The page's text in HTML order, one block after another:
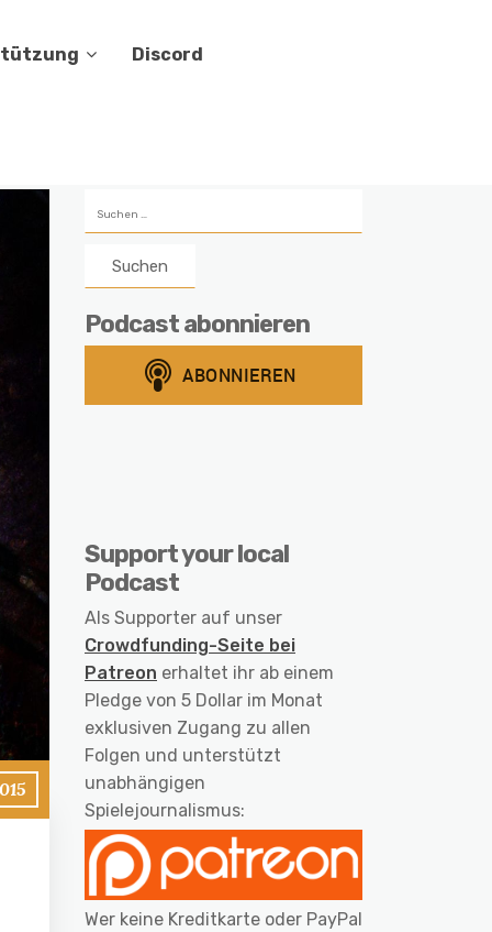
Discord
nach:
Podcast abonnieren
Support your local
Podcast
Als Supporter auf unser
Crowdfunding-Seite bei
Patreon erhaltet ihr ab einem
Pledge von 5 Dollar im Monat
exklusiven Zugang zu allen
Folgen und unterstützt
unabhängigen
Spielejournalismus:
Wer keine Kreditkarte oder PayPal